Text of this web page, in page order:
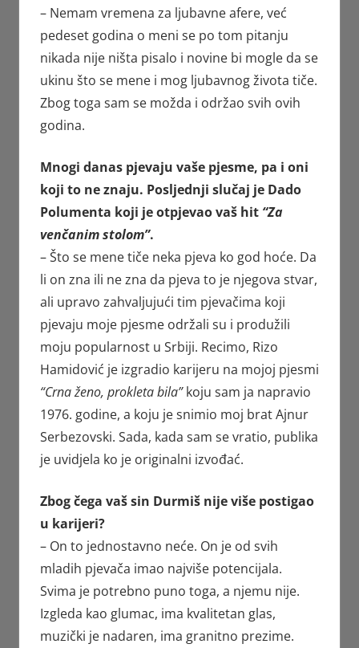
– Nemam vremena za ljubavne afere, već
pedeset godina o meni se po tom pitanju
nikada nije ništa pisalo i novine bi mogle da se
ukinu što se mene i mog ljubavnog života tiče.
Zbog toga sam se možda i održao svih ovih
godina.
Mnogi danas pjevaju vaše pjesme, pa i oni
koji to ne znaju. Posljednji slučaj je Dado
Polumenta koji je otpjevao vaš hit “Za
venčanim stolom”.
– Što se mene tiče neka pjeva ko god hoće. Da
li on zna ili ne zna da pjeva to je njegova stvar,
ali upravo zahvaljujući tim pjevačima koji
pjevaju moje pjesme održali su i produžili
moju popularnost u Srbiji. Recimo, Rizo
Hamidović je izgradio karijeru na mojoj pjesmi
“Crna ženo, prokleta bila”koju sam ja napravio
1976. godine, a koju je snimio moj brat Ajnur
Serbezovski. Sada, kada sam se vratio, publika
je uvidjela ko je originalni izvođać.
Zbog čega vaš sin Durmiš nije više postigao
u karijeri?
– On to jednostavno neće. On je od svih
mladih pjevača imao najviše potencijala.
Svima je potrebno puno toga, a njemu nije.
Izgleda kao glumac, ima kvalitetan glas,
muzički je nadaren, ima granitno prezime.